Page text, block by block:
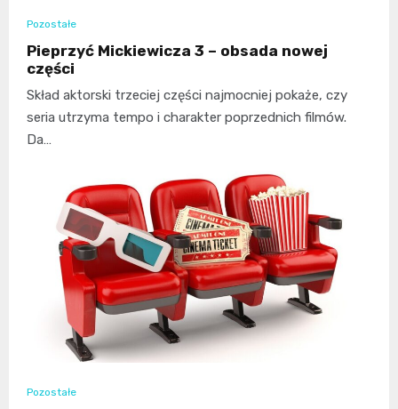
Pozostałe
Pieprzyć Mickiewicza 3 – obsada nowej
części
Skład aktorski trzeciej części najmocniej pokaże, czy
seria utrzyma tempo i charakter poprzednich filmów.
Da…
Pozostałe